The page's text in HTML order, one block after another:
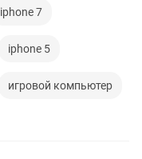
iphone 7
iphone 5
игровой компьютер